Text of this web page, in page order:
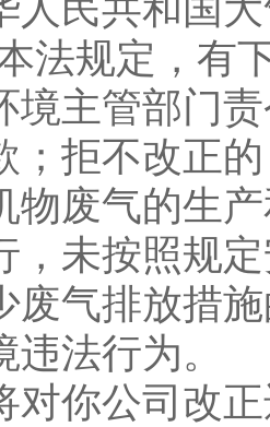
法规定，有
境主管部门
；拒不改正
物废气的生
，未按照规
废气排放措
法行为。
你公司改正